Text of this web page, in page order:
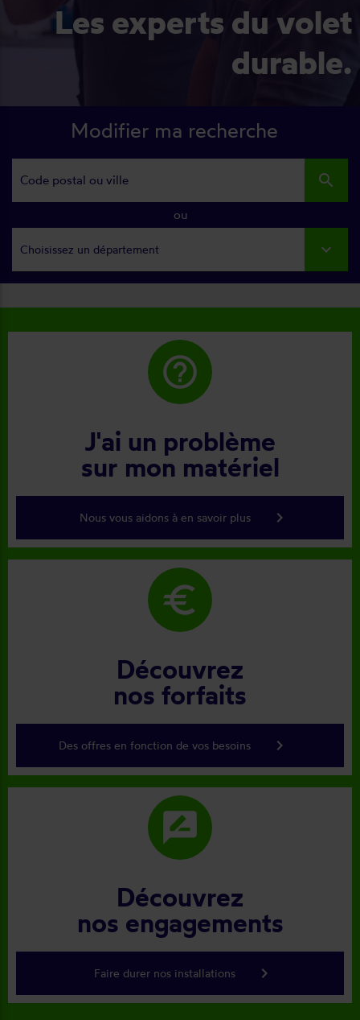
Les experts du volet
durable.
Modifier ma recherche
search
ou
Choisissez un département
help_outline
J'ai un problème
sur mon matériel
Nous vous aidons à en savoir plus keyboard_arrow_right
euro
Découvrez
nos forfaits
Des offres en fonction de vos besoins keyboard_arrow_right
rate_review
Découvrez
nos engagements
Faire durer nos installations keyboard_arrow_right